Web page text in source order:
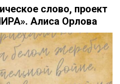
слово, проект
Алиса Орлова